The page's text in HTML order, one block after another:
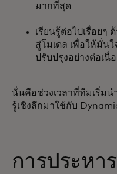
มากที่สุด
เรียนรู้ต่อไปเรื่อยๆ
สู่โมเดล เพื่อให้มั่น
ปรับปรุงอย่างต่อเนื่
นั่นคือช่วงเวลาที่ทีมเริ่ม
รู้เชิงลึกมาใช้กับ
การประหา